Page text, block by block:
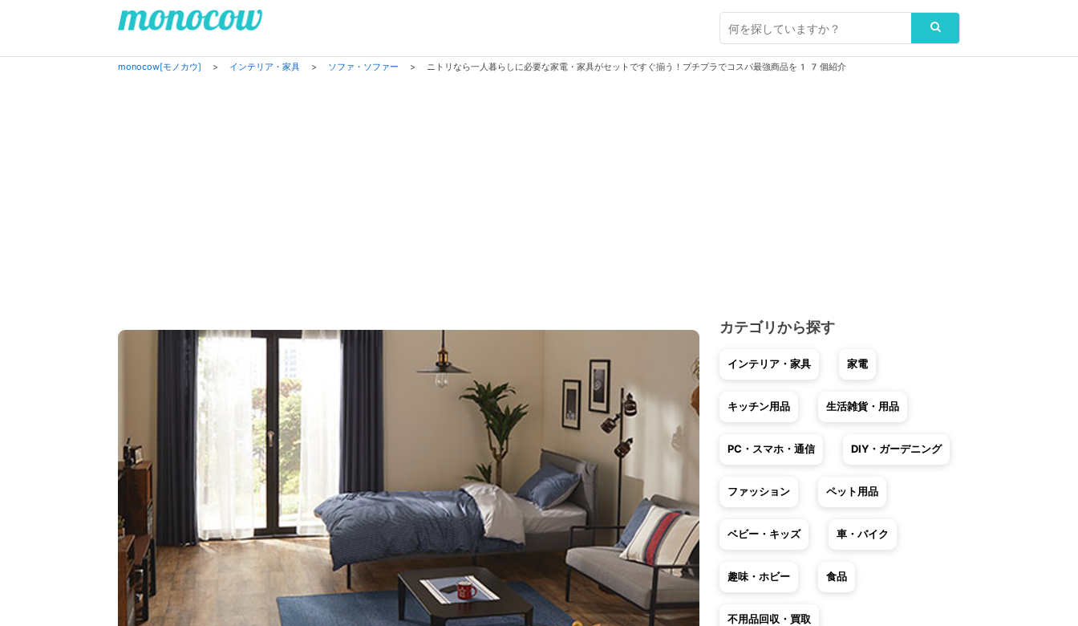
monocow[モノカウ] > インテリア・家具 > ソファ・ソファー > ニトリなら一人暮らしに必要な家電・家具がセットですぐ揃う！プチプラでコスパ最強商品を17個紹介
カテゴリから探す
インテリア・家具 家電
キッチン用品 生活雑貨・用品
PC・スマホ・通信 DIY・ガーデニング
ファッション ペット用品
ベビー・キッズ 車・バイク
趣味・ホビー 食品
不用品回収・買取